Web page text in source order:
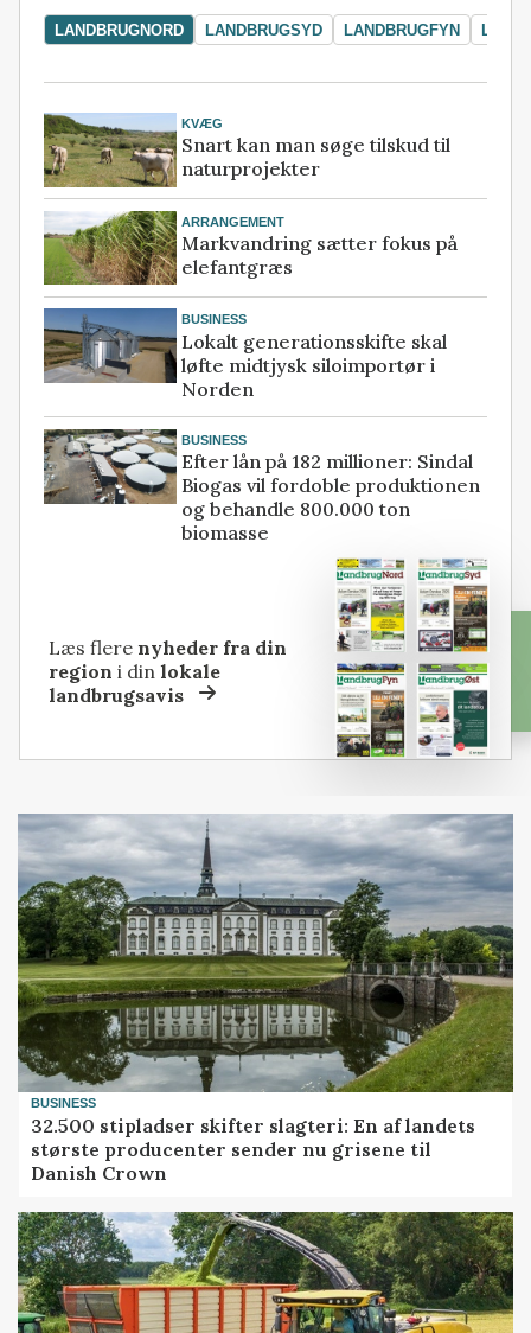
LANDBRUGNORD LANDBRUGSYD LANDBRUGFYN
KVÆG
Snart kan man søge tilskud til
naturprojekter
ARRANGEMENT
Markvandring sætter fokus på
elefantgræs
BUSINESS
Lokalt generationsskifte skal
løfte midtjysk siloimportør i
Norden
BUSINESS
Efter lån på 182 millioner: Sindal
Biogas vil fordoble produktionen
og behandle 800.000 ton
biomasse
Læs flere nyheder fra din
region i dinlokale
landbrugsavis
BUSINESS
32.500 stipladser skifter slagteri: En af landets
største producenter sender nu grisene til
Danish Crown